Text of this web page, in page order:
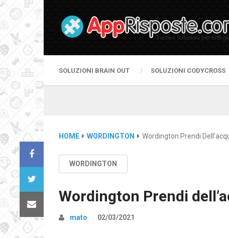
SOLUZIONI BRAIN OUT SOLUZIONI CODYCROSS
HOME WORDINGTON Wordington Prendi
WORDINGTON
Wordington Prendi
mato 02/03/2021